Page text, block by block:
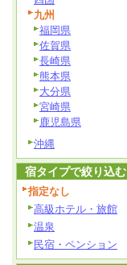
九州
福岡県
佐賀県
長崎県
熊本県
大分県
宮崎県
鹿児島県
沖縄
宿タイプで絞り込む
指定なし
高級ホテル・旅館
温泉
民宿・ペンション